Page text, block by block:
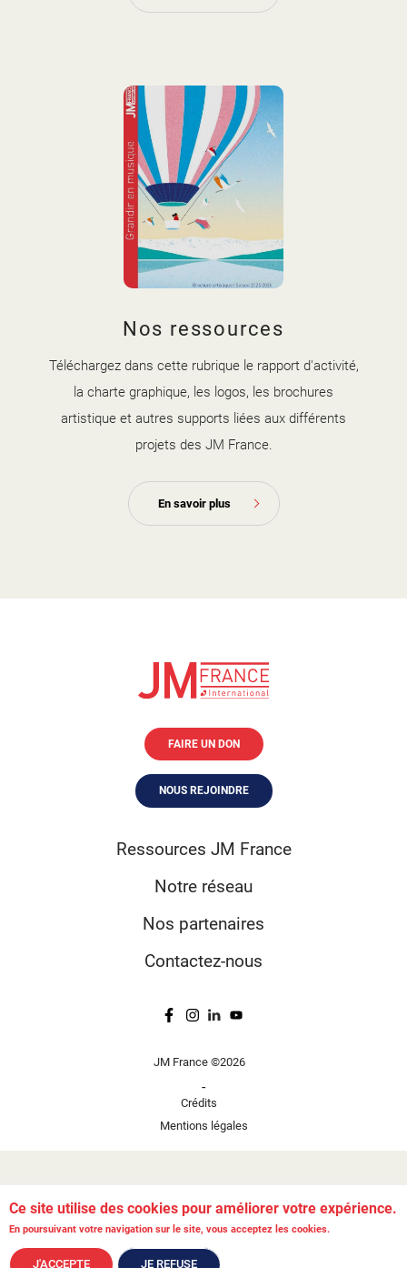
2025-2026.jpg
Nos ressources
Téléchargez dans cette rubrique le rapport d'activité,
la charte graphique, les logos, les brochures
artistique et autres supports liées aux différents
projets des JM France.
En savoir plus
FAIRE UN DON
NOUS REJOINDRE
Ressources JM France
Notre réseau
Nos partenaires
Contactez-nous
JM France ©2026
-
Crédits
Mentions légales
Ce site utilise des cookies pour améliorer votre expérience.
En poursuivant votre navigation sur le site, vous acceptez les cookies.
J'ACCEPTE JE REFUSE